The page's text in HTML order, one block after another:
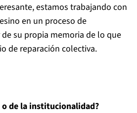
estamos trabajando con
en un proceso de
su propia memoria de lo que
de reparación colectiva.
o de la institucionalidad?